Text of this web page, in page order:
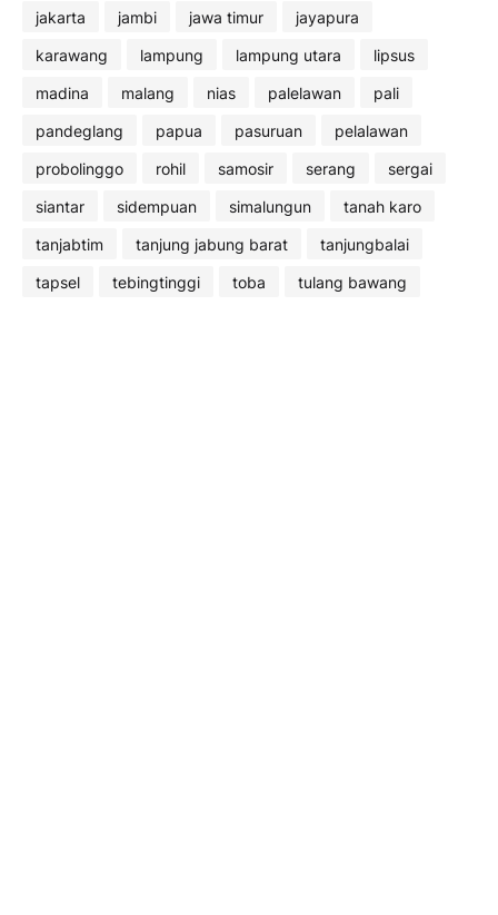
jakarta
jambi jawa timur
jayapura
karawang
lampung lampung utara
lipsus
madina
malang nias palelawan
pali
pandeglang
papua pasuruan
pelalawan
probolinggo
rohil samosir serang
sergai
siantar
sidempuan simalungun
tanah karo
tanjabtim
tanjung jabung barat
tanjungbalai
tapsel
tebingtinggi toba tulang bawang